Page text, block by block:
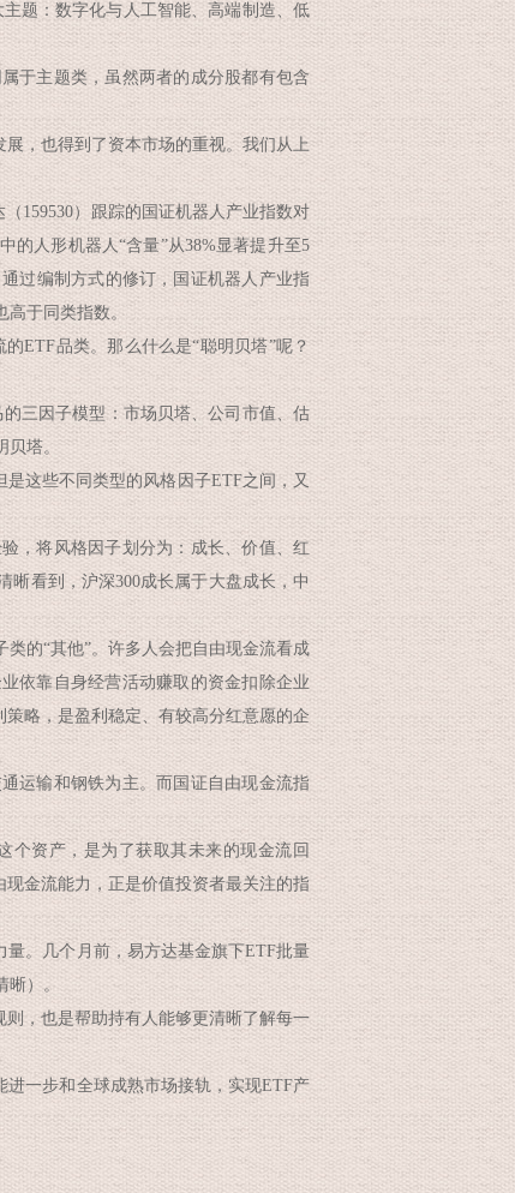
题：数字化与人工智能、高端制造、低
主题类，虽然两者的成分股都有包含
，也得到了资本市场的重视。我们从上
159530）跟踪的国证机器人产业指数对
的人形机器人“含量”从38%显著提升至5
过编制方式的修订，国证机器人产业指
高于同类指数。
ETF品类。那么什么是“聪明贝塔”呢？
三因子模型：市场贝塔、公司市值、估
贝塔。
这些不同类型的风格因子ETF之间，又
将风格因子划分为：成长、价值、红
晰看到，沪深300成长属于大盘成长，中
的“其他”。许多人会把自由现金流看成
依靠自身经营活动赚取的资金扣除企业
略，是盈利稳定、有较高分红意愿的企
输和钢铁为主。而国证自由现金流指
资产，是为了获取其未来的现金流回
金流能力，正是价值投资者最关注的指
。几个月前，易方达基金旗下ETF批量
晰）。
，也是帮助持有人能够更清晰了解每一
一步和全球成熟市场接轨，实现ETF产